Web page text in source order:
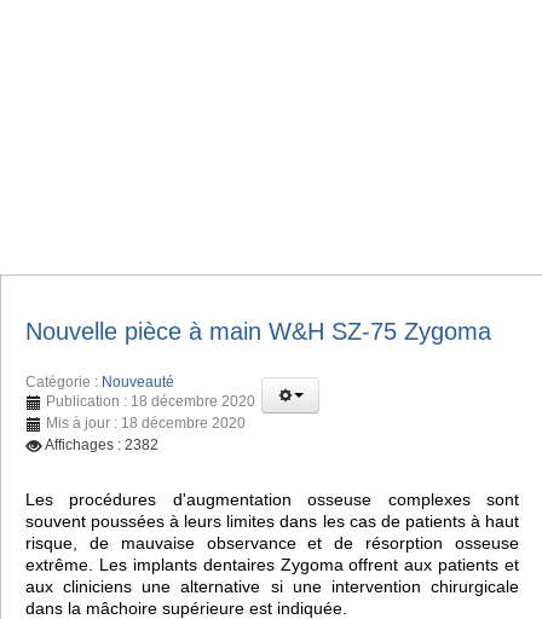
Nouvelle pièce à main W&H SZ-75 Zygoma
Catégorie : Nouveauté
Publication : 18 décembre 2020
Mis à jour : 18 décembre 2020
Affichages : 2382
Les procédures d'augmentation osseuse complexes sont
souvent poussées à leurs limites dans les cas de patients à haut
risque, de mauvaise observance et de résorption osseuse
extrême. Les implants dentaires Zygoma offrent aux patients et
aux cliniciens une alternative si une intervention chirurgicale
dans la mâchoire supérieure est indiquée.